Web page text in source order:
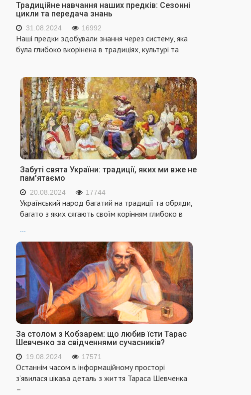
Традиційне навчання наших предків: Сезонні
цикли та передача знань
31.08.2024 16992
Наші предки здобували знання через систему, яка
була глибоко вкорінена в традиціях, культурі та
...
Забуті свята України: традиції, яких ми вже не
пам'ятаємо
20.08.2024 17744
Український народ багатий на традиції та обряди,
багато з яких сягають своїм корінням глибоко в
...
За столом з Кобзарем: що любив їсти Тарас
Шевченко за свідченнями сучасників?
19.08.2024 17571
Останнім часом в інформаційному просторі
з’явилася цікава деталь з життя Тараса Шевченка
–